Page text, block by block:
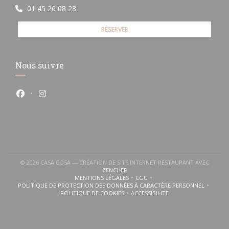
01 45 26 08 23
RÉSERVER
Nous suivre
Facebook ((ouvre une nouvelle fenêtre))
Instagram ((ouvre une nouvelle fenêtre))
© 2026 CASA COSA — CRÉATION DE SITE INTERNET RESTAURANT AVEC
ZENCHEF((OUVRE UNE NOUVELLE FENÊTRE))
MENTIONS LÉGALES((OUVRE UNE NOUVELLE FENÊTRE))
CGU((OUVRE UNE NOUVELLE
POLITIQUE DE PROTECTION DES DONNÉES À CARACTÈRE PERSONNEL
((OUVRE UNE NOUVELLE FENÊTRE))
POLITIQUE DE COOKIES((OUVRE UNE NOUVELLE FENÊTRE))
ACCESSIBILITE((OUVRE UNE NOUVELLE